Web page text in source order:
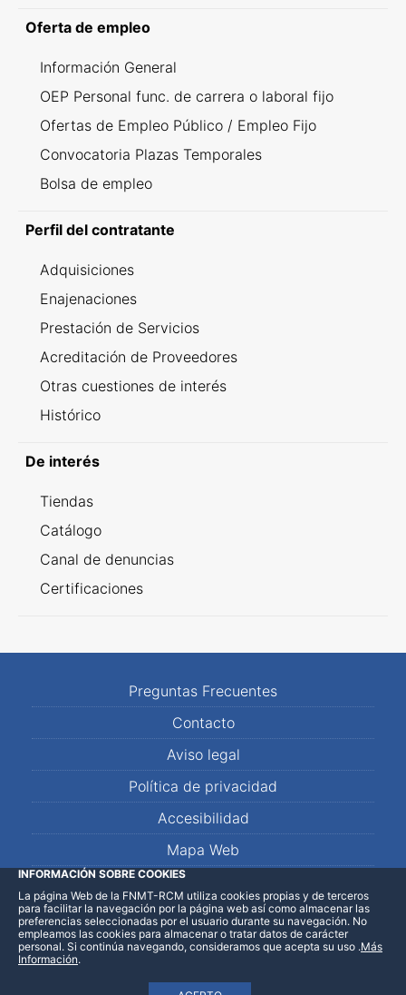
Oferta de empleo
Información General
OEP Personal func. de carrera o laboral fijo
Ofertas de Empleo Público / Empleo Fijo
Convocatoria Plazas Temporales
Bolsa de empleo
Perfil del contratante
Adquisiciones
Enajenaciones
Prestación de Servicios
Acreditación de Proveedores
Otras cuestiones de interés
Histórico
De interés
Tiendas
Catálogo
Canal de denuncias
Certificaciones
Preguntas Frecuentes
Contacto
Aviso legal
Política de privacidad
Accesibilidad
Mapa Web
LinkedInFacebookWhatsApp
INFORMACIÓN SOBRE COOKIES
La página Web de la FNMT-RCM utiliza cookies propias y de terceros
para facilitar la navegación por la página web así como almacenar las
preferencias seleccionadas por el usuario durante su navegación. No
empleamos las cookies para almacenar o tratar datos de carácter
personal. Si continúa navegando, consideramos que acepta su uso .Más
Información.